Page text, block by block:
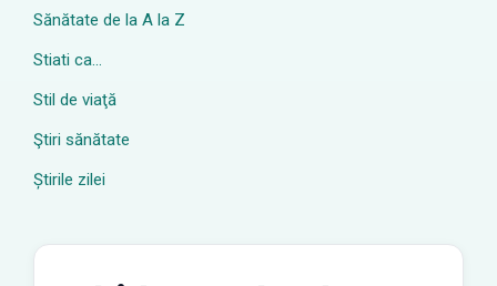
Sănătate de la A la Z
Stiati ca…
Stil de viaţă
Ştiri sănătate
Știrile zilei